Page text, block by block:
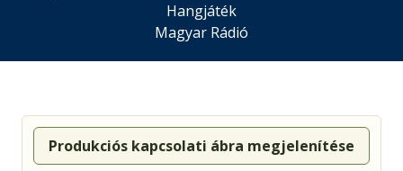
Hangjáték
Magyar Rádió
Produkciós kapcsolati ábra megjelenítése